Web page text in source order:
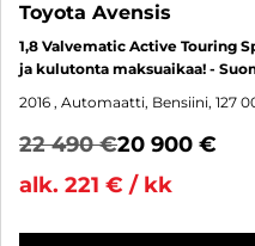
Toyota Avensis
1,8 Valvematic Active Touring
ja kulutonta maksuaikaa! -
2016 , Automaatti, Bensiini, 127
22 490 €20 900 €
alk. 221 € / kk